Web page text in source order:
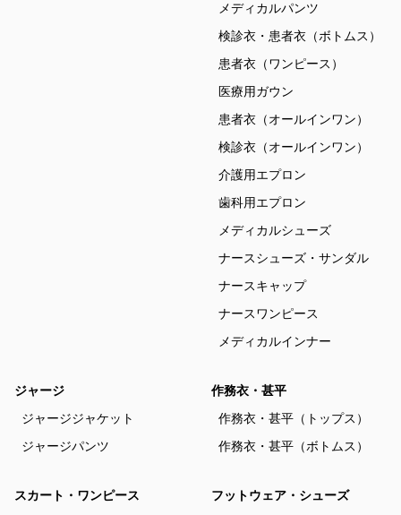
メディカルパンツ
検診衣・患者衣（ボトムス）
患者衣（ワンピース）
医療用ガウン
患者衣（オールインワン）
検診衣（オールインワン）
介護用エプロン
歯科用エプロン
メディカルシューズ
ナースシューズ・サンダル
ナースキャップ
ナースワンピース
メディカルインナー
ジャージ
ジャージジャケット
ジャージパンツ
作務衣・甚平
作務衣・甚平（トップス）
作務衣・甚平（ボトムス）
スカート・ワンピース
フットウェア・シューズ